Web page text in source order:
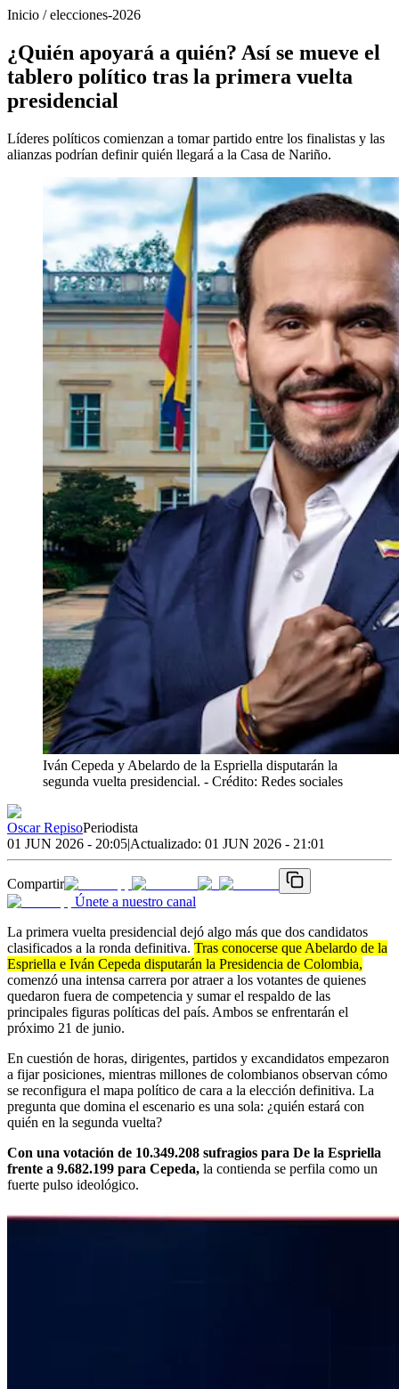
Inicio /elecciones-2026
¿Quién apoyará a quién? Así se mueve el
tablero político tras la primera vuelta
presidencial
Líderes políticos comienzan a tomar partido entre los finalistas y las
alianzas podrían definir quién llegará a la Casa de Nariño.
Iván Cepeda y Abelardo de la Espriella disputarán la
segunda vuelta presidencial. - Crédito: Redes sociales
Oscar RepisoPeriodista
01 JUN 2026 - 20:05|Actualizado: 01 JUN 2026 - 21:01
Compartir
Únete a nuestro canal
La primera vuelta presidencial dejó algo más que dos candidatos
clasificados a la ronda definitiva. Tras conocerse que Abelardo de la
Espriella e Iván Cepeda disputarán la Presidencia de Colombia,
comenzó una intensa carrera por atraer a los votantes de quienes
quedaron fuera de competencia y sumar el respaldo de las
principales figuras políticas del país. Ambos se enfrentarán el
próximo 21 de junio.
En cuestión de horas, dirigentes, partidos y excandidatos empezaron
a fijar posiciones, mientras millones de colombianos observan cómo
se reconfigura el mapa político de cara a la elección definitiva. La
pregunta que domina el escenario es una sola: ¿quién estará con
quién en la segunda vuelta?
Con una votación de 10.349.208 sufragios para De la Espriella
frente a 9.682.199 para Cepeda, la contienda se perfila como un
fuerte pulso ideológico.